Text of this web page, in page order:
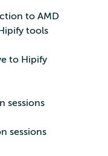
to AMD
tools
to Hipify
sessions
sessions